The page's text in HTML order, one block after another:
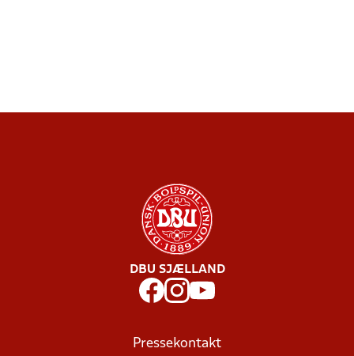
DBU SJÆLLAND
Pressekontakt